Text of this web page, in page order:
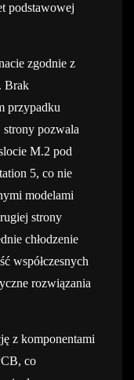
podstawowej
zgodnie z
Brak
przypadku
pozwala
M.2 pod
5, co nie
modelami
strony
chłodzenie
współczesnych
rozwiązania
z komponentami
co